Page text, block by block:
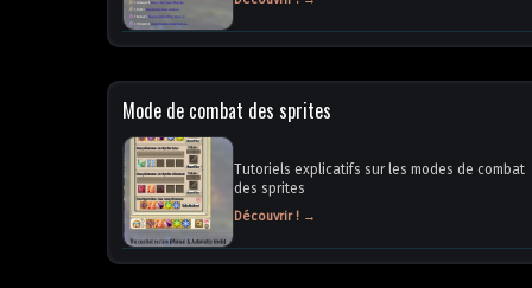
Mode de combat des sprites
Tutoriels explicatifs sur les modes de combat
des sprites
Découvrir ! →